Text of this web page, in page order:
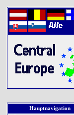
Hauptnavigation